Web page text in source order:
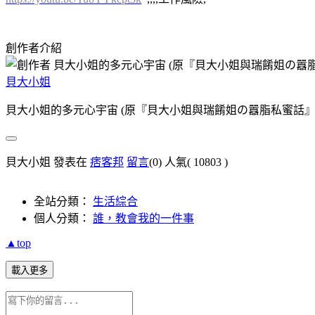
創作者介紹
貝大小姐
貝大小姐的多元心宇宙 (原『貝大小姐與瑞餚姐の囂脂私蜜話
貝大小姐 發表在 痞客邦 留言(0) 人氣( 10803 )
全站分類： 生活綜合
個人分類： 誰，教會我的一件事
▲top
載入更多